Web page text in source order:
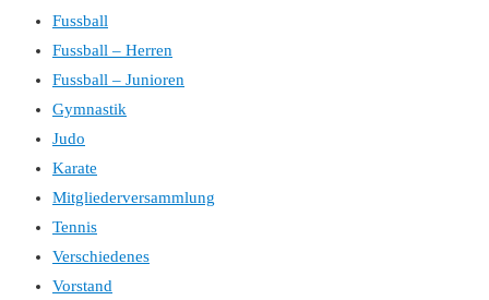
Fussball
Fussball – Herren
Fussball – Junioren
Gymnastik
Judo
Karate
Mitgliederversammlung
Tennis
Verschiedenes
Vorstand